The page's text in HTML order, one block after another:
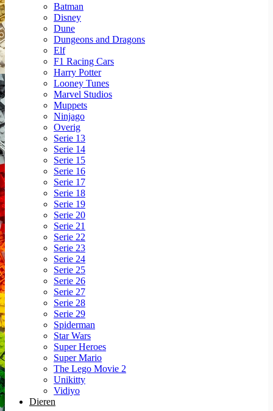
Batman
Disney
Dune
Dungeons and Dragons
Elf
F1 Racing Cars
Harry Potter
Looney Tunes
Marvel Studios
Muppets
Ninjago
Overig
Serie 13
Serie 14
Serie 15
Serie 16
Serie 17
Serie 18
Serie 19
Serie 20
Serie 21
Serie 22
Serie 23
Serie 24
Serie 25
Serie 26
Serie 27
Serie 28
Serie 29
Spiderman
Star Wars
Super Heroes
Super Mario
The Lego Movie 2
Unikitty
Vidiyo
Dieren